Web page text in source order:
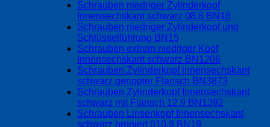
Schrauben niedriger Zylinderkopf
Innensechskant schwarz 08.8 BN16
Schrauben niedriger Zylinderkopf und
Schlüsselführung BN15
Schrauben extrem niedriger Kopf
Innensechskant schwarz BN1206
Schrauben Zylinderkopf innensechskant
schwarz gerippter Flansch BN3873
Schrauben Zylinderkopf Innensechskant
schwarz mit Flansch 12.9 BN1392
Schrauben Linsenkopf Innensechskant
schwarz brüniert 010.9 BN19